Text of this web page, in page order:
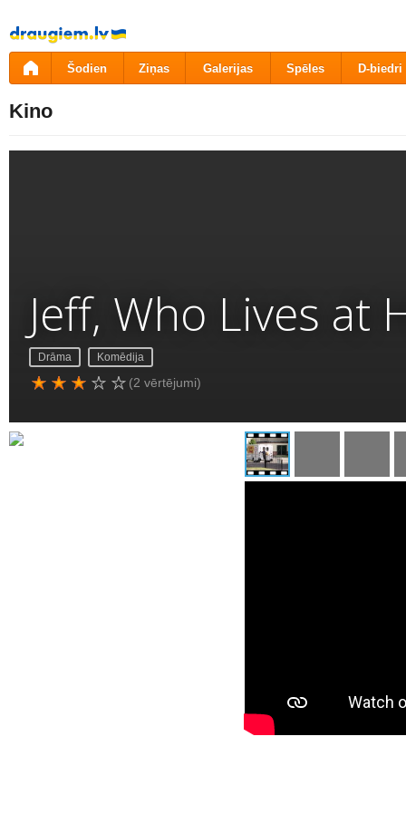
Pāriet
uz
saturu
Šodien Ziņas Galerijas Spēles D-biedri
Kino
Jeff, Who Lives at
Drāma Komēdija
(2 vērtējumi)